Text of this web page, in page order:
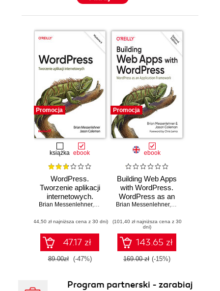
Promocja
książka ebook
WordPress.
Tworzenie aplikacji
internetowych.
Wydanie II
Brian Messenlehner, Jason Coleman
(44,50 zł najniższa cena z 30 dni)
47.17 zł
89.00zł (-47%)
Promocja
ebook
Building Web Apps
with WordPress.
WordPress as an
Application
Edition
Brian Messenlehner, Jason Coleman
(101,40 zł najniższa cena z 30
dni)
143.65 zł
169.00 zł (-15%)
Program partnerski - zarabiaj